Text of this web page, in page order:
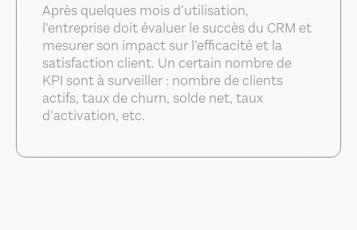
Après quelques mois d’utilisation,
l’entreprise doit évaluer le succès du CRM et
mesurer son impact sur l’efficacité et la
satisfaction client. Un certain nombre de
KPI sont à surveiller : nombre de clients
actifs, taux de churn, solde net, taux
d’activation, etc.